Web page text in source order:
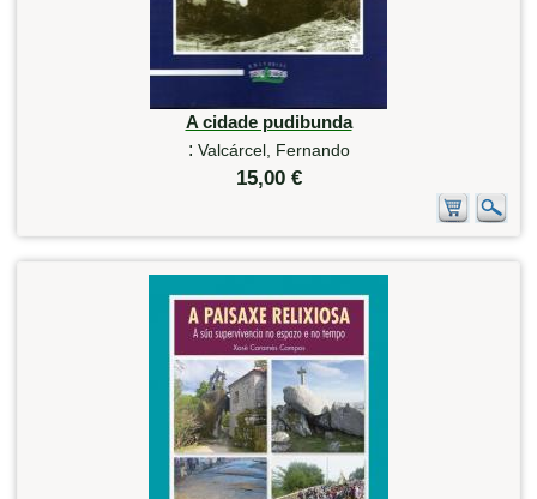
A cidade pudibunda
: Valcárcel, Fernando
15,00 €